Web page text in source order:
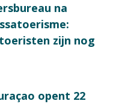
na
zijn nog
opent 22